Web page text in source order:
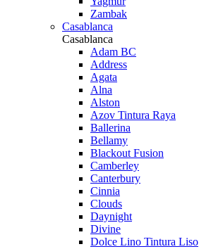
Zambak
Casablanca
Casablanca
Adam BC
Address
Agata
Alna
Alston
Azov Tintura Raya
Ballerina
Bellamy
Blackout Fusion
Camberley
Canterbury
Cinnia
Clouds
Daynight
Divine
Dolce Lino Tintura Liso